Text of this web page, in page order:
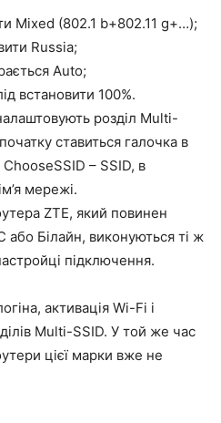
Mixed (802.1 b+802.11 g+…);
Russia;
Auto;
встановити 100%.
розділ Multi-
ставиться галочка в
ChooseSSID – SSID, в
мережі.
ZTE, який повинен
Білайн, виконуються ті ж
підключення.
активація Wi-Fi і
Multi-SSID. У той же час
цієї марки вже не